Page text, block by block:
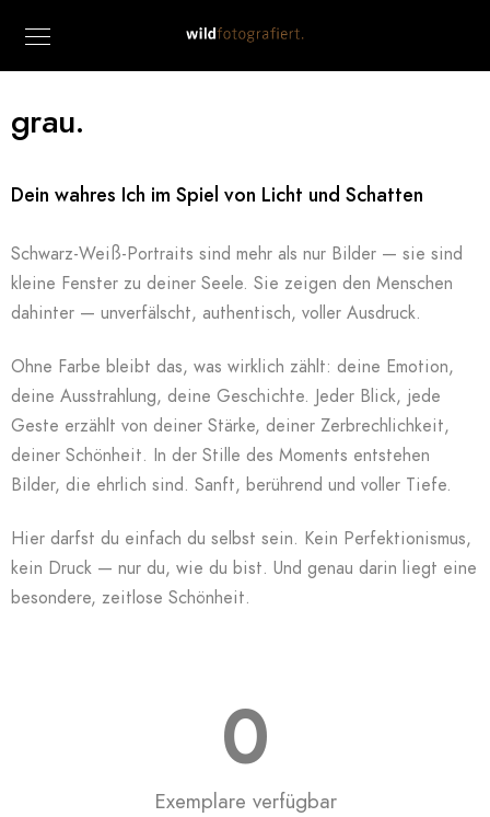
grau.
Dein wahres Ich im Spiel von Licht und Schatten
Schwarz-Weiß-Portraits sind mehr als nur Bilder — sie sind
kleine Fenster zu deiner Seele. Sie zeigen den Menschen
dahinter — unverfälscht, authentisch, voller Ausdruck.
Ohne Farbe bleibt das, was wirklich zählt: deine Emotion,
deine Ausstrahlung, deine Geschichte. Jeder Blick, jede
Geste erzählt von deiner Stärke, deiner Zerbrechlichkeit,
deiner Schönheit. In der Stille des Moments entstehen
Bilder, die ehrlich sind. Sanft, berührend und voller Tiefe.
Hier darfst du einfach du selbst sein. Kein Perfektionismus,
kein Druck — nur du, wie du bist. Und genau darin liegt eine
besondere, zeitlose Schönheit.
Exemplare verfügbar
0